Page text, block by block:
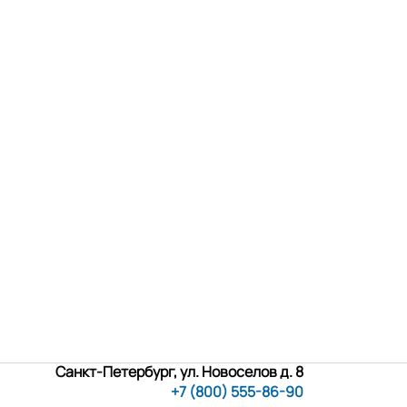
Санкт-Петербург, ул. Новоселов д. 8
+7 (800) 555-86-90